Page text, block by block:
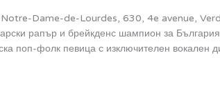
Dame-de-Lourdes, 630, 4e avenue,
рапър и брейкденс шампион за
поп-фолк певица с изключителен вокален